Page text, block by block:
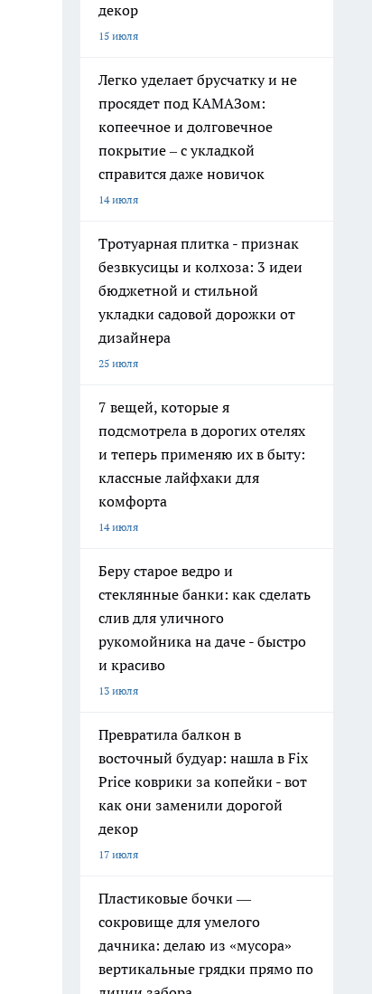
декор
15 июля
Легко уделает брусчатку и не
просядет под КАМАЗом:
копеечное и долговечное
покрытие – с укладкой
справится даже новичок
14 июля
Тротуарная плитка - признак
безвкусицы и колхоза: 3 идеи
бюджетной и стильной
укладки садовой дорожки от
дизайнера
25 июля
7 вещей, которые я
подсмотрела в дорогих отелях
и теперь применяю их в быту:
классные лайфхаки для
комфорта
14 июля
Беру старое ведро и
стеклянные банки: как сделать
слив для уличного
рукомойника на даче - быстро
и красиво
13 июля
Превратила балкон в
восточный будуар: нашла в Fix
Price коврики за копейки - вот
как они заменили дорогой
декор
17 июля
Пластиковые бочки —
сокровище для умелого
дачника: делаю из «мусора»
вертикальные грядки прямо по